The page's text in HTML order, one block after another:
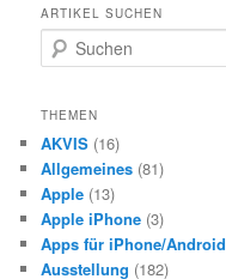
ARTIKEL SUCHEN
u
h
n
THEMEN
AKVIS (16)
Allgemeines (81)
Apple (13)
Apple iPhone (3)
Apps für iPhone/Android
Ausstellung (182)